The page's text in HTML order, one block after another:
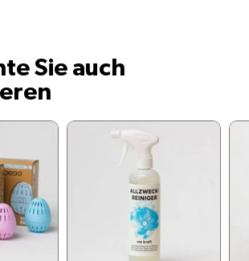
Sie auch